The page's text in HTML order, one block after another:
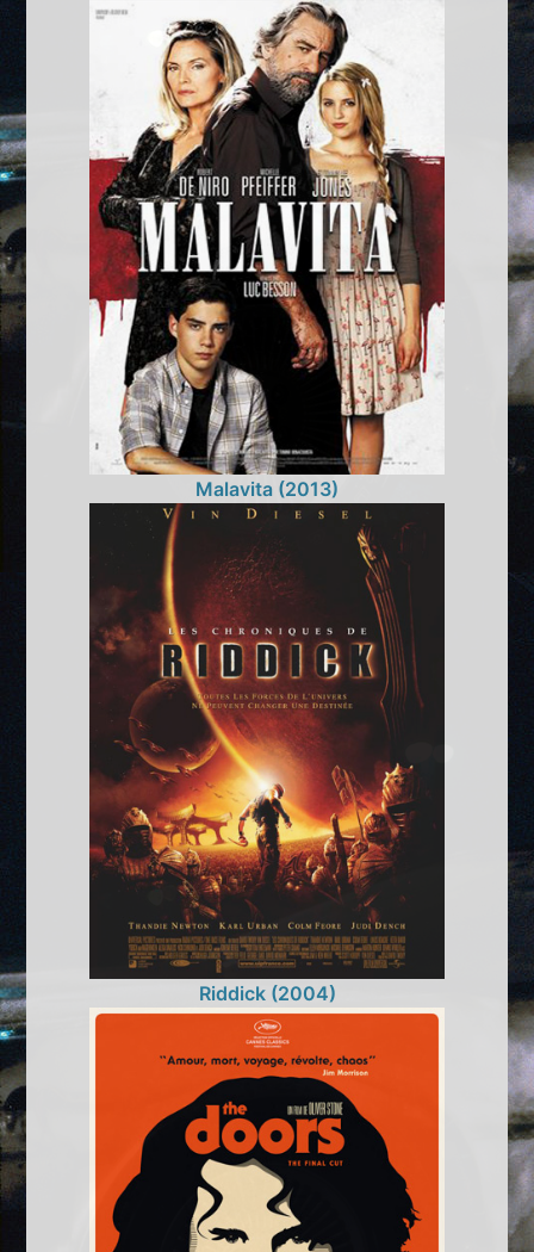
Malavita (2013)
Riddick (2004)